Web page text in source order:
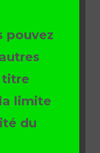
pouvez
titre
limite
du